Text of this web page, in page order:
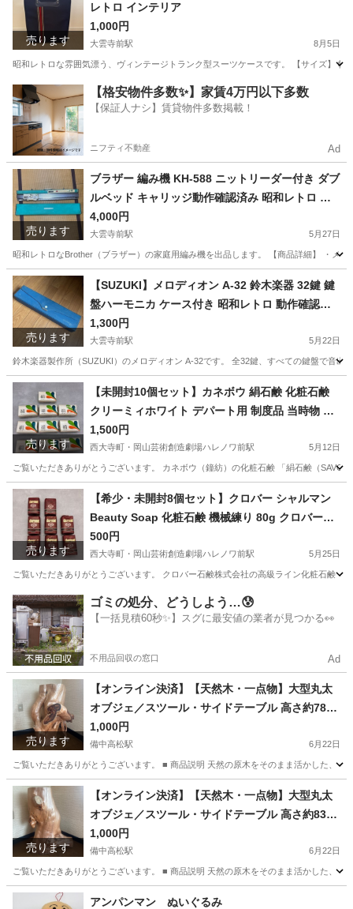
売ります
レトロ インテリア
1,000円
大雲寺前駅 8月5日
昭和レトロな雰囲気漂う、ヴィンテージトランク型スーツケースです。 【サイズ】
岡山 岡山市 大雲寺前駅 バッグ ネイビー
【格安物件多数✨】家賃4万円以下多数
【保証人ナシ】賃貸物件多数掲載！
ニフティ不動産 Ad
売ります
ブラザー 編み機 KH-588 ニットリーダー付き ダブ
ルベッド キャリッジ動作確認済み 昭和レトロ 専
用ケース付き
4,000円
大雲寺前駅 5月27日
昭和レトロなBrother（ブラザー）の家庭用編み機を出品します。 【商品詳細】 ・メ
岡山 岡山市 大雲寺前駅 その他
売ります
【SUZUKI】メロディオン A-32 鈴木楽器 32鍵 鍵
盤ハーモニカ ケース付き 昭和レトロ 動作確認済
み
1,300円
大雲寺前駅 5月22日
鈴木楽器製作所（SUZUKI）のメロディオン A-32です。 全32鍵、すべての鍵盤で音
岡山 岡山市 大雲寺前駅 鍵盤楽器、ピアノ メロディオン
売ります
【未開封10個セット】カネボウ 絹石鹸 化粧石鹸
クリーミィホワイト デパート用 制度品 当時物 デ
ッドストック 平成レトロ SAVON DE SOIE 廃盤品
まとめ売り コレクション
1,500円
西大寺町・岡山芸術創造劇場ハレノワ前駅 5月12日
ご覧いただきありがとうございます。 カネボウ（鐘紡）の化粧石鹸 「絹石鹸（
岡山 岡山市 西大寺町・岡山芸術創造劇場ハレノワ前駅
デパート
売ります
【希少・未開封8個セット】クロバー シャルマン
Beauty Soap 化粧石鹸 機械練り 80g クロバー石
鹸 昭和レトロ 廃盤品 デッドストック 当時物 まと
め売り
500円
西大寺町・岡山芸術創造劇場ハレノワ前駅 5月25日
ご覧いただきありがとうございます。 クロバー石鹸株式会社の高級ライン化粧石鹸
岡山 岡山市 西大寺町・岡山芸術創造劇場ハレノワ前駅
石鹸
ゴミの処分、どうしよう…😰
【一括見積60秒✨】スグに最安値の業者が見つかる👀
不用品回収の窓口 Ad
売ります
【オンライン決済】【天然木・一点物】大型丸太
オブジェ／スツール・サイドテーブル 高さ約78c
m 岡山引取限定
1,000円
備中高松駅 6月22日
ご覧いただきありがとうございます。 ■ 商品説明 天然の原木をそのまま活かした、
岡山 岡山市 備中高松駅 その他 オブジェ
売ります
【オンライン決済】【天然木・一点物】大型丸太
オブジェ／スツール・サイドテーブル 高さ約83c
m 岡山引取限定
1,000円
備中高松駅 6月22日
ご覧いただきありがとうございます。 ■ 商品説明 天然の原木をそのまま活かした、
岡山 岡山市 備中高松駅 その他 オブジェ
アンパンマン ぬいぐるみ